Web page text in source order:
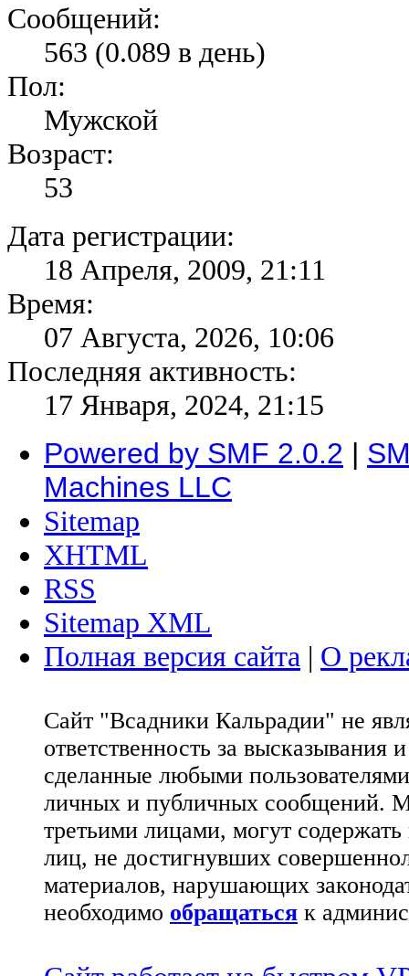
Сообщений:
563 (0.089 в день)
Пол:
Мужской
Возраст:
53
Дата регистрации:
18 Апреля, 2009, 21:11
Время:
07 Августа, 2026, 10:06
Последняя активность:
17 Января, 2024, 21:15
Powered by SMF 2.0.2 |
Machines LLC
Sitemap
XHTML
RSS
Sitemap XML
Полная версия сайта | О
Сайт "Всадники Кальрадии" не
ответственность за
сделанные любыми
личных и публичных сообщений.
третьими лицами, могут
лиц, не достигнувших
материалов, нарушающих
необходимо обращаться к